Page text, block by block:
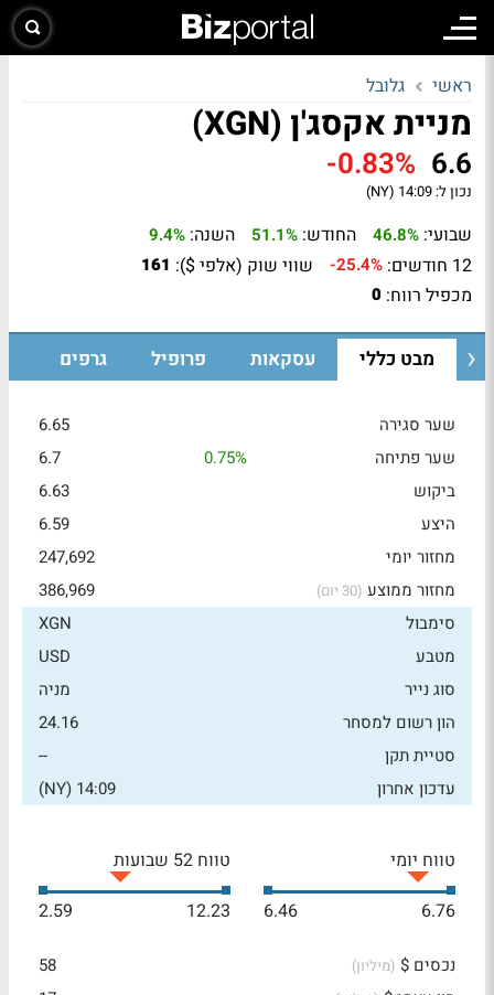
ראשי גלובל
מניית אקסג'ן (XGN)
6.6
-0.83%
נכון ל: 14:09 (NY)
שבועי: 46.8% החודש: 51.1% השנה: 9.4%
12 חודשים: -25.4% שווי שוק (אלפי $): 161
מכפיל רווח: 0
מבט כללי עסקאות פרופיל גרפים
שער סגירה
6.65
שער פתיחה
0.75%
6.7
ביקוש
6.63
היצע
6.59
מחזור יומי
247,692
מחזור ממוצע (30 יום)
386,969
סימבול
XGN
מטבע
USD
סוג נייר
מניה
הון רשום למסחר
24.16
סטיית תקן
--
עדכון אחרון
14:09 (NY)
טווח יומי
6.76
6.46
טווח 52 שבועות
12.23
2.59
נכסים $ (מיליון)
58